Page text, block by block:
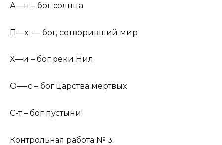
А—н – бог солнца
П—х — бог, сотворивший мир
Х—и – бог реки Нил
О—-с – бог царства мертвых
С-т – бог пустыни.
Контрольная работа № 3.